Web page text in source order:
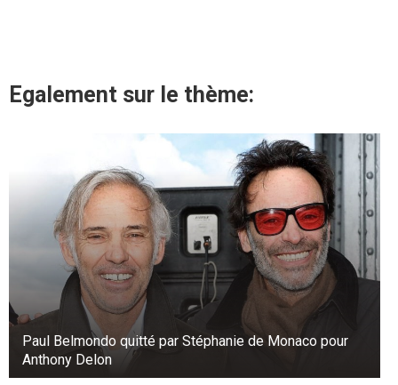
Egalement sur le thème:
Paul Belmondo quitté par Stéphanie de Monaco pour
Anthony Delon